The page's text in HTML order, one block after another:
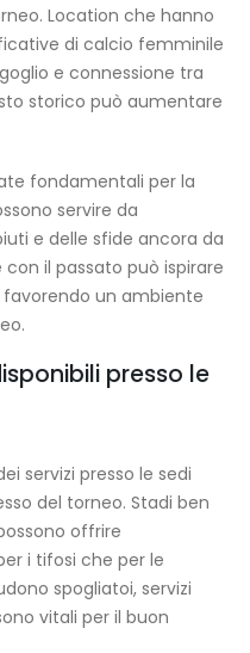
Location che hanno
di calcio femminile
e connessione tra
storico può aumentare
fondamentali per la
servire da
e delle sfide ancora da
il passato può ispirare
un ambiente
presso le
servizi presso le sedi
del torneo. Stadi ben
offrire
i tifosi che per le
spogliatoi, servizi
vitali per il buon